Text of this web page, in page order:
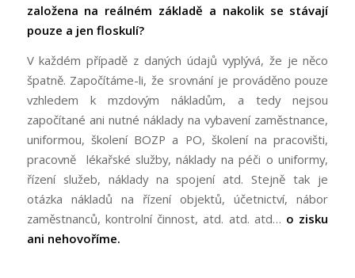
založena na reálném základě a nakolik se stávají
pouze a jen floskulí?
V každém případě z daných údajů vyplývá, že je něco
špatně. Započítáme-li, že srovnání je prováděno pouze
vzhledem k mzdovým nákladům, a tedy nejsou
započítané ani nutné náklady na vybavení zaměstnance,
uniformou, školení BOZP a PO, školení na pracovišti,
pracovně lékařské služby, náklady na péči o uniformy,
řízení služeb, náklady na spojení atd. Stejně tak je
otázka nákladů na řízení objektů, účetnictví, nábor
zaměstnanců, kontrolní činnost, atd. atd. atd… o zisku
ani nehovoříme.